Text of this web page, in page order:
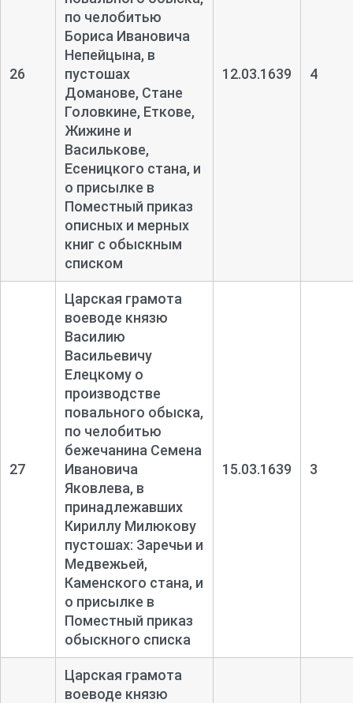
26
по челобитью
Бориса Ивановича
Непейцына, в
пустошах
Доманове, Стане
Головкине, Еткове,
Жижине и
Василькове,
Есеницкого стана, и
о присылке в
Поместный приказ
описных и мерных
книг с обыскным
списком
12.03.1639 4
27
Царская грамота
воеводе князю
Василию
Васильевичу
Елецкому о
производстве
повального обыска,
по челобитью
бежечанина Семена
Ивановича
Яковлева, в
принадлежавших
Кириллу Милюкову
пустошах: Заречьи и
Медвежьей,
Каменского стана, и
о присылке в
Поместный приказ
обыскного списка
15.03.1639 3
Царская грамота
воеводе князю